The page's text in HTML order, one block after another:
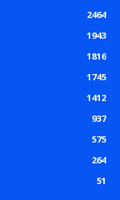
2464
1943
1816
1745
1412
937
575
264
51